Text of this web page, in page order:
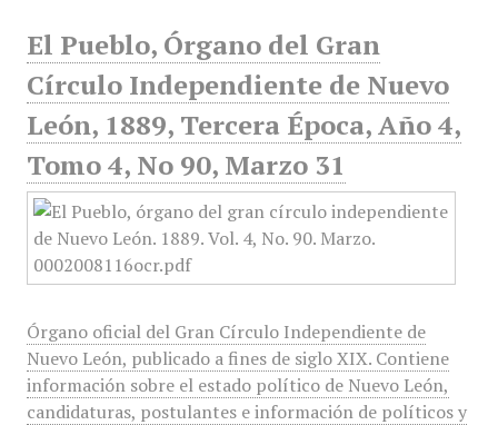
El Pueblo, Órgano del Gran
Círculo Independiente de Nuevo
León, 1889, Tercera Época, Año 4,
Tomo 4, No 90, Marzo 31
Órgano oficial del Gran Círculo Independiente de
Nuevo León, publicado a fines de siglo XIX. Contiene
información sobre el estado político de Nuevo León,
candidaturas, postulantes e información de políticos y